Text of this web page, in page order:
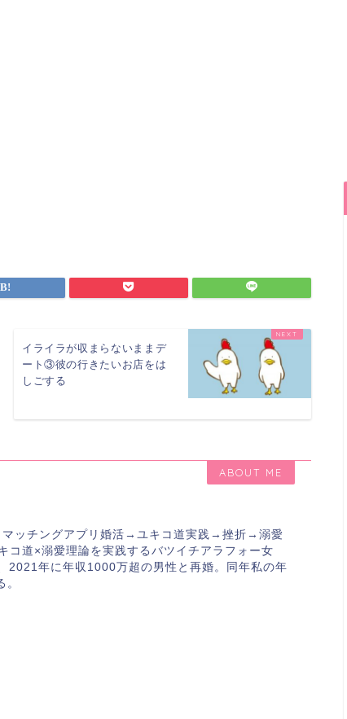
イライラが収まらないままデ
ート③彼の行きたいお店をは
しごする
ABOUT ME
ッチングアプリ婚活→ユキコ道実践→挫折→溺愛
道×溺愛理論を実践するバツイチアラフォー女
2021年に年収1000万超の男性と再婚。同年私の年